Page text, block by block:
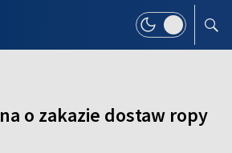
o zakazie dostaw ropy